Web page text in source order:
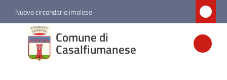
Vai al contenuto
Vai alla navigazione
Vai al footer
Nuovo circondario imolese
Comune di
Casalfiumanese
Comune di
Casalfiumanese